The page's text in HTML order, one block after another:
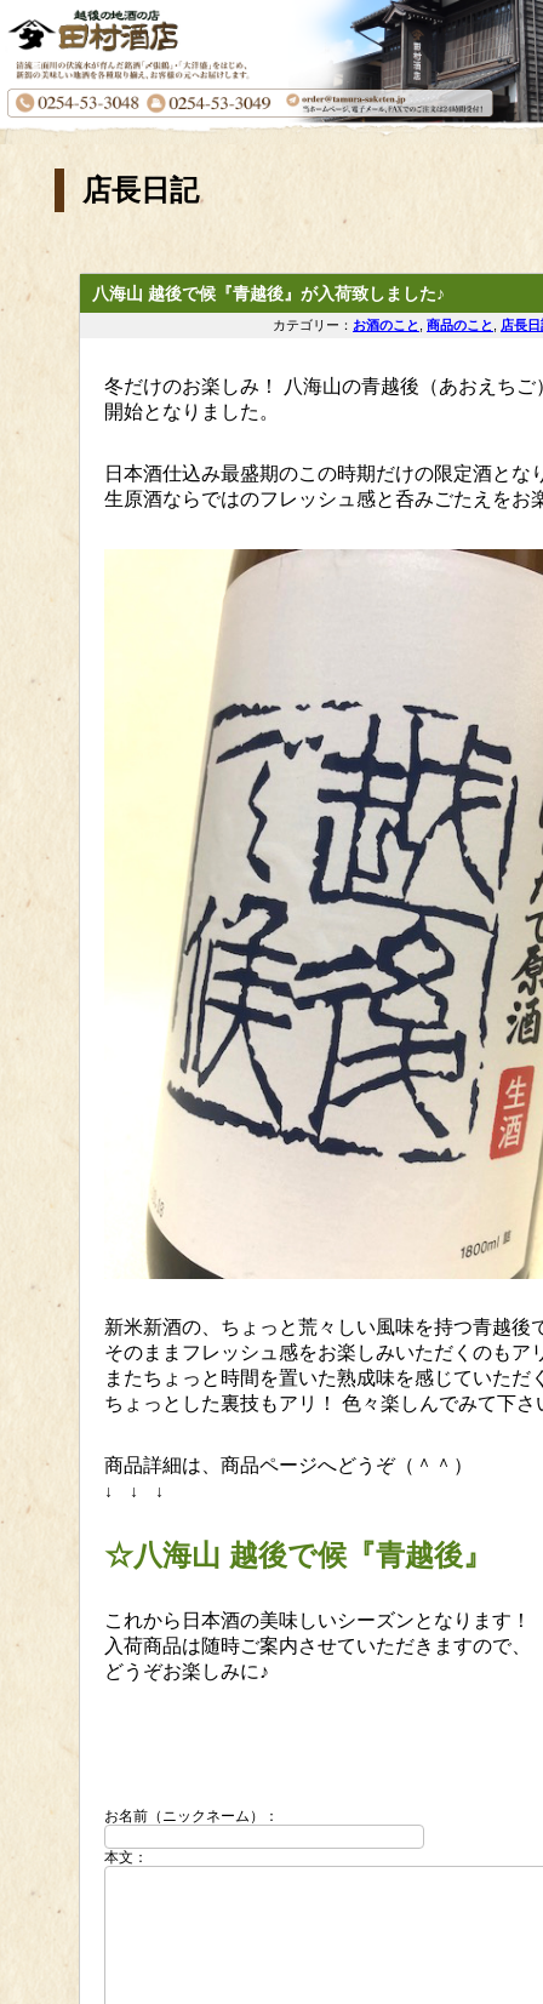
店長日記
八海山 越後で候『青越後』が入荷致しました♪
カテゴリー： お酒のこと 商品のこと 店長日
冬だけのお楽しみ！ 八海山の青越後（あおえちご
開始となりました。
日本酒仕込み最盛期のこの時期だけの限定酒とな
生原酒ならではのフレッシュ感と呑みごたえをお
新米新酒の、ちょっと荒々しい風味を持つ青越後
そのままフレッシュ感をお楽しみいただくのもア
またちょっと時間を置いた熟成味を感じていただ
ちょっとした裏技もアリ！ 色々楽しんでみて下さ
商品詳細は、商品ページへどうぞ（＾＾）
↓ ↓ ↓
☆八海山 越後で候『青越後』
これから日本酒の美味しいシーズンとなります！
入荷商品は随時ご案内させていただきますので、
どうぞお楽しみに♪
お名前（ニックネーム）：
本文：